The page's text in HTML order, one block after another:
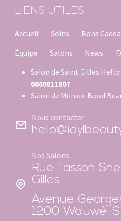
LIENS UTILES
Accueil Soins Bons
Équipe
Salons News
Salon de Saint Gilles Hello
0660811807
Salon de Mérode Bood
Nous contacter
Nos Salons
Rue Tasson
Gilles
Avenue
1200 Woluwé-